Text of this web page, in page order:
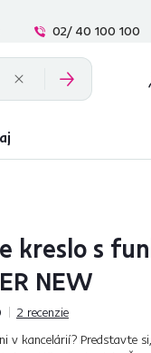
02/ 40 100 100
kreslo s
NEW
2 recenzie
v kancelárií? Predstavte